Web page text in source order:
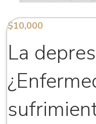
$10,000
La